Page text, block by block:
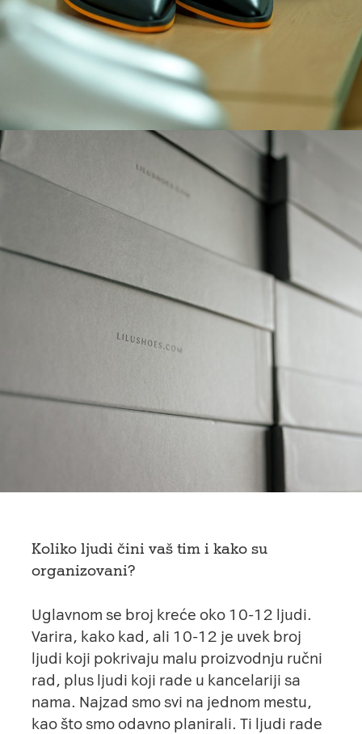
Koliko ljudi čini vaš tim i kako su
organizovani?
Uglavnom se broj kreće oko 10-12 ljudi.
Varira, kako kad, ali 10-12 je uvek broj
ljudi koji pokrivaju malu proizvodnju ručni
rad, plus ljudi koji rade u kancelariji sa
nama. Najzad smo svi na jednom mestu,
kao što smo odavno planirali. Ti ljudi rade